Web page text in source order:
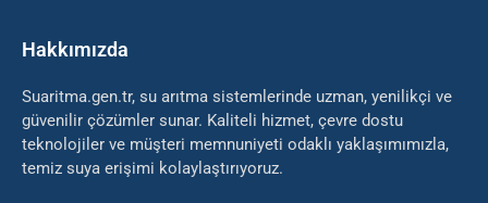
Hakkımızda
Suaritma.gen.tr, su arıtma sistemlerinde uzman, yenilikçi ve
güvenilir çözümler sunar. Kaliteli hizmet, çevre dostu
teknolojiler ve müşteri memnuniyeti odaklı yaklaşımımızla,
temiz suya erişimi kolaylaştırıyoruz.